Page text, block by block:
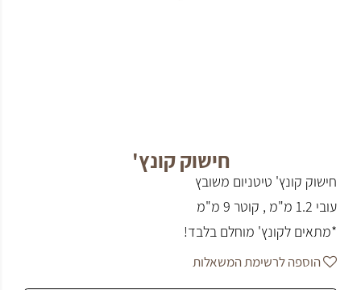
חישוק קונץ'
חישוק קונץ' טיטניום משובץ
עובי 1.2 מ"מ , קוטר 9 מ"מ
*מתאים לקונץ' מוחלם בלבד!
הוספה לרשימת המשאלות